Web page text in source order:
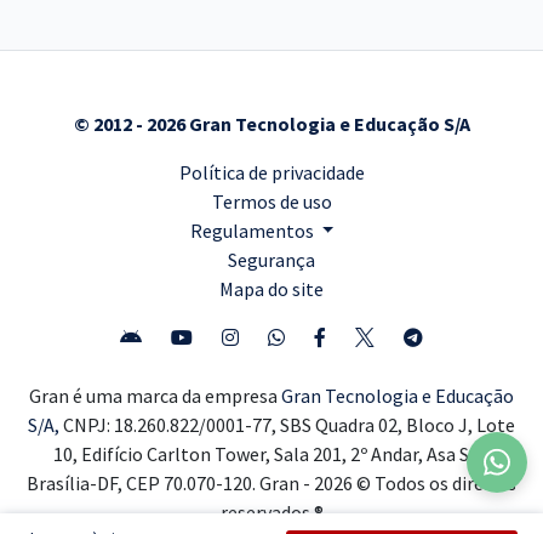
© 2012 - 2026 Gran Tecnologia e Educação S/A
Política de privacidade
Termos de uso
Regulamentos
Segurança
Mapa do site
Gran é uma marca da empresa Gran Tecnologia e Educação
S/A, CNPJ: 18.260.822/0001-77, SBS Quadra 02, Bloco J, Lote
10, Edifício Carlton Tower, Sala 201, 2º Andar, Asa Sul,
Brasília-DF, CEP 70.070-120. Gran - 2026 © Todos os direitos
reservados ®